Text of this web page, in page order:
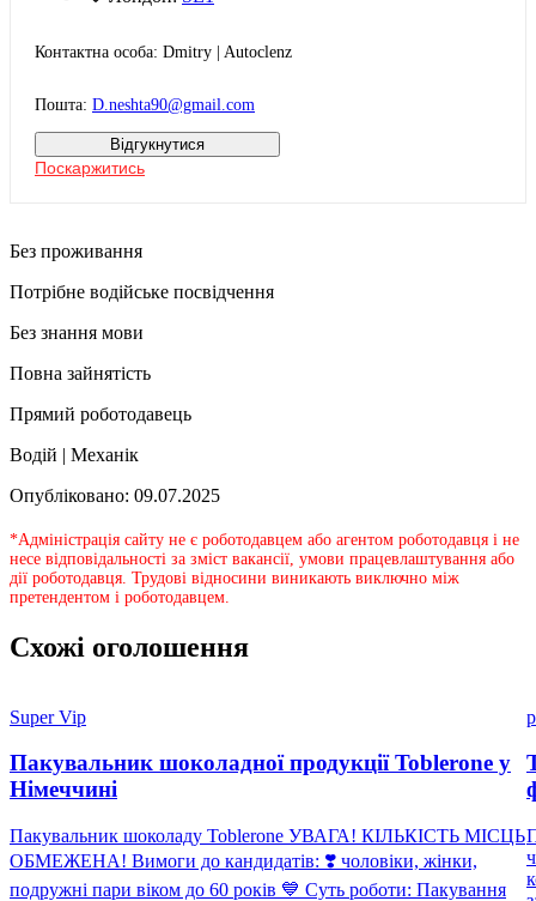
Контактна особа: Dmitry | Autoclenz
Пошта: D.neshta90@gmail.com
Відгукнутися
Поскаржитись
Без проживання
Потрібне водійське посвідчення
Без знання мови
Повна зайнятість
Прямий роботодавець
Водій | Механік
Опубліковано: 09.07.2025
*Адміністрація сайту не є роботодавцем або агентом роботодавця і не
несе відповідальності за зміст вакансії, умови працевлаштування або
дії роботодавця. Трудові відносини виникають виключно між
претендентом і роботодавцем.
Схожі оголошення
Super Vip
Пакувальник шоколадної продукції Toblerone у
Німеччині
Пакувальник шоколаду Toblerone УВАГА! КІЛЬКІСТЬ МІСЦЬ
ОБМЕЖЕНА! Вимоги до кандидатів: ❣️ чоловіки, жінки,
подружні пари віком до 60 років 💙 Суть роботи: Пакування